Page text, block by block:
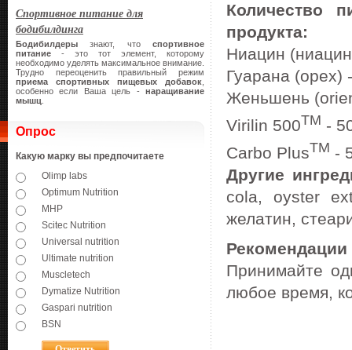
Спортивное питание для
бодибилдинга
Бодибилдеры знают, что спортивное
питание - это тот элемент, которому
необходимо уделять максимальное внимание.
Трудно переоценить правильный режим
приема спортивных пищевых добавок
особенно если Ваша цель - наращивание
мышц
Опрос
Какую марку вы предпочитаете
Olimp labs
Optimum Nutrition
MHP
Scitec Nutrition
Universal nutrition
Ultimate nutrition
Muscletech
Dymatize Nutrition
Gaspari nutrition
BSN
Количество
продукта:
Ниацин
Гуарана (орех)
Женьшень
Virilin 500TM -
Carbo PlusTM -
Другие
cola, oyster
желатин,
Принимайте
любое время,